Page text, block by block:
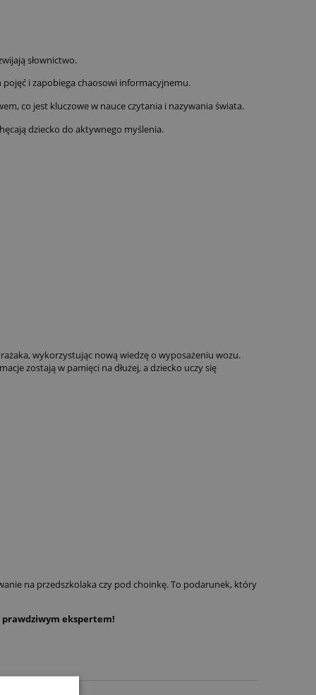
słownictwo.
i zapobiega chaosowi informacyjnemu.
co jest kluczowe w nauce czytania i nazywania świata.
dziecko do aktywnego myślenia.
wykorzystując nową wiedzę o wyposażeniu wozu.
zostają w pamięci na dłużej, a dziecko uczy się
na przedszkolaka czy pod choinkę. To podarunek, który
prawdziwym ekspertem!